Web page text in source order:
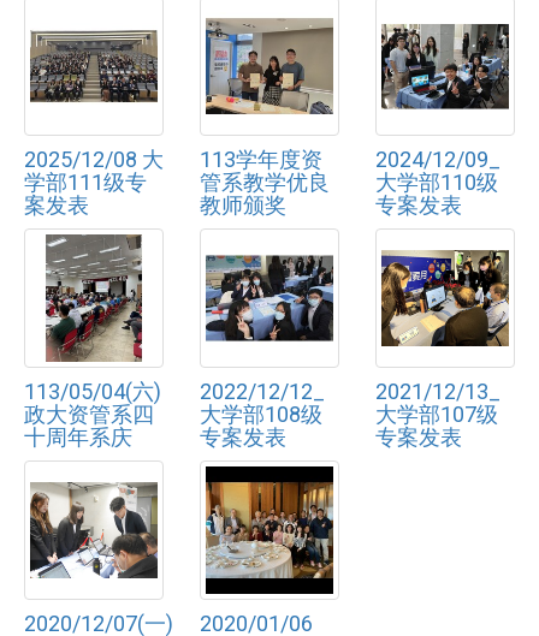
2025/12/08 大
学部111级专
案发表
113学年度资
管系教学优良
教师颁奖
2024/12/09_
大学部110级
专案发表
113/05/04(六)
政大资管系四
十周年系庆
2022/12/12_
大学部108级
专案发表
2021/12/13_
大学部107级
专案发表
2020/12/07(一)
2020/01/06